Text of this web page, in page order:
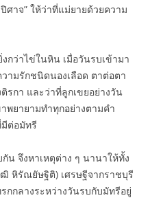
าจ” ให้ว่าที่แม่ยายด้วยความ
ว่าไข่ในหิน เมื่อวันรบเข้ามา
ามรักชนิดนองเลือด ตาต่อตา
รกา และว่าที่ลูกเขยอย่างวัน
พยายามทำทุกอย่างตามคำ
มีต่อมัทรี
น จึงหาเหตุต่าง ๆ นานาให้ทั้ง
หิรัณยัษฐิติ) เศรษฐีจากราชบุรี
กกลางระหว่างวันรบกับมัทรีอยู่